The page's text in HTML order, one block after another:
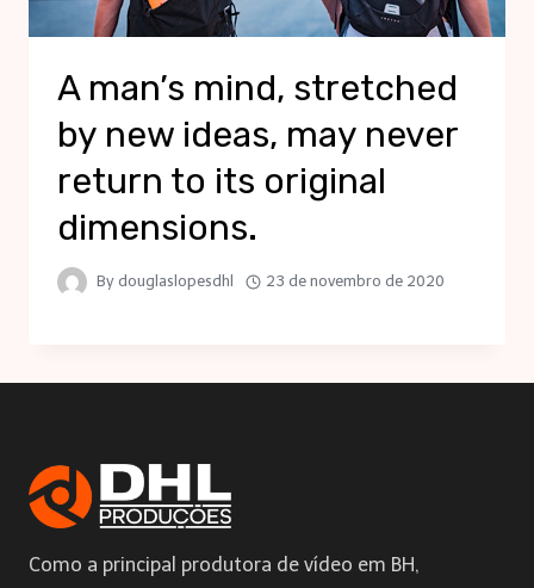
A man’s mind, stretched
by new ideas, may never
return to its original
dimensions.
By douglaslopesdhl 23 de novembro de 2020
Como a principal produtora de vídeo em BH,